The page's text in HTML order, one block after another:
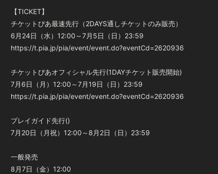
【TICKET】
チケットぴあ最速先行（2DAYS通しチケットのみ販売）
6月24日（水）12:00～7月5日（日）23:59
https://t.pia.jp/pia/event/event.do?eventCd=2620936
チケットぴあオフィシャル先行(1DAYチケット販売開始)
7月6日（月）12:00～7月19日（日）23:59
https://t.pia.jp/pia/event/event.do?eventCd=2620936
プレイガイド先行()
7月20日（月祝）12:00～8月2日（日）23:59
一般発売
8月7日（金）12:00